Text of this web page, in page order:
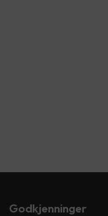
Godkjenninger